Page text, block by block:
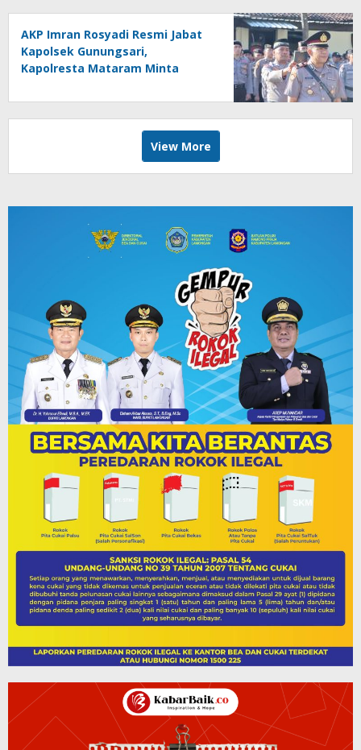
AKP Imran Rosyadi Resmi Jabat
Kapolsek Gunungsari,
Kapolresta Mataram Minta
View More